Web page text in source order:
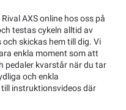
AXS online hos oss på
testas cykeln alltid av
skickas hem till dig. Vi
enkla moment som att
pedaler kvarstår när du tar
och enkla
instruktionsvideos där